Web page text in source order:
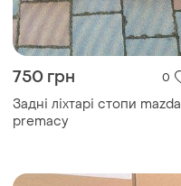
750 грн 0
Задні ліхтарі стопи mazda
premacy